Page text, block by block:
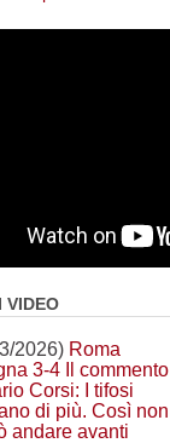
VIDEO
2026) Roma
3-4 Il commento
Corsi: I tifosi
di più. Così non
andare avanti